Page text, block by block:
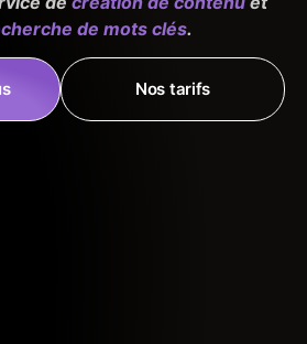
de mots clés.
Nos tarifs